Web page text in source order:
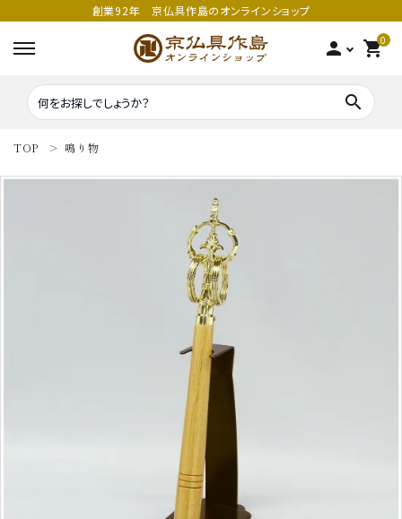
創業92年 京仏具作島のオンラインショップ
person 0
shopping_cart
search
TOP 鳴り物